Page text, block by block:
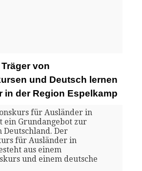
von
und Deutsch lernen
in der Region Espelkamp
für Ausländer in
ein Grundangebot zur
Der
für Ausländer in
aus einem
und einem deutsche